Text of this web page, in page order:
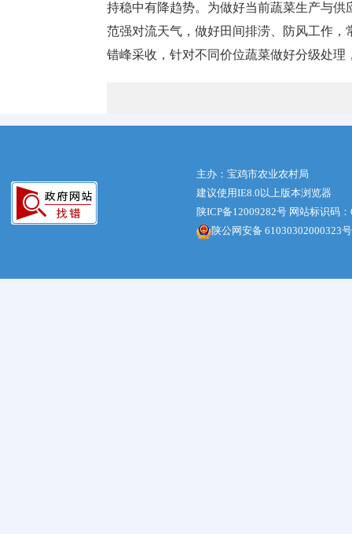
持稳中有降趋势。为做好当前蔬菜生产与供
范强对流天气，做好田间排涝、防风工作
错峰采收，针对不同价位蔬菜做好分级处理
主办：宝鸡市农业农村局
建议使用IE8.0以上版本浏览器
陕ICP备12009282号 网站标识码
陕公网安备 61030302000323号